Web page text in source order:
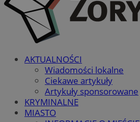
AKTUALNOŚCI
Wiadomości lokalne
Ciekawe artykuły
Artykuły sponsorowane
KRYMINALNE
MIASTO